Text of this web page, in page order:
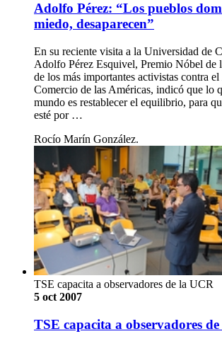
Adolfo Pérez: “Los pueblos
miedo, desaparecen”
En su reciente visita a la Universidad de
Adolfo Pérez Esquivel, Premio Nóbel de
de los más importantes activistas contra
Comercio de las Américas, indicó que lo
mundo es restablecer el equilibrio, para
esté por …
Rocío Marín González.
TSE capacita a observadores de la UCR
5 oct 2007
TSE capacita a observadores